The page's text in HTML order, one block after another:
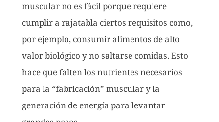
muscular no es fácil porque requiere
cumplir a rajatabla ciertos requisitos como,
por ejemplo, consumir alimentos de alto
valor biológico y no saltarse comidas. Esto
hace que falten los nutrientes necesarios
para la “fabricación” muscular y la
generación de energía para levantar